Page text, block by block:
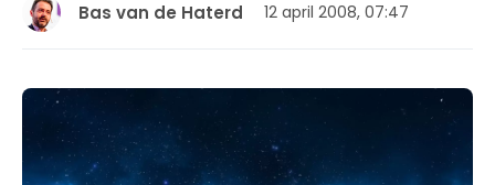
Bas van de Haterd 12 april 2008, 07:47